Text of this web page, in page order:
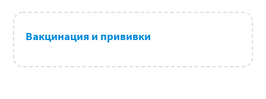
Вакцинация и прививки